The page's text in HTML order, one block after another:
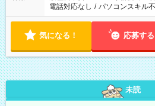
電話対応なし / パソコンスキル
気になる！ 応募する
未読